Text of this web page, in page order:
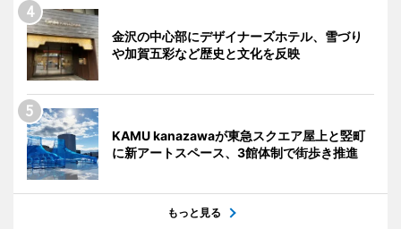
金沢の中心部にデザイナーズホテル、雪づり
や加賀五彩など歴史と文化を反映
KAMU kanazawaが東急スクエア屋上と竪町
に新アートスペース、3館体制で街歩き推進
もっと見る